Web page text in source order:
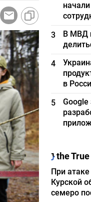
3
В МВД
4
в
5
Google